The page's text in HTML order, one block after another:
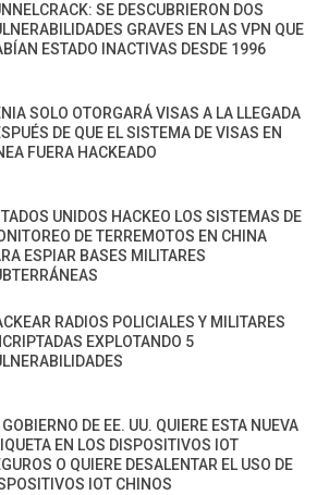
SE DESCUBRIERON DOS
GRAVES EN LAS VPN QUE
ESTADO INACTIVAS DESDE 1996
SOLO OTORGARÁ VISAS A LA LLEGADA
DE QUE EL SISTEMA DE VISAS EN
FUERA HACKEADO
UNIDOS HACKEO LOS SISTEMAS DE
DE TERREMOTOS EN CHINA
ESPIAR BASES MILITARES
RADIOS POLICIALES Y MILITARES
EXPLOTANDO 5
GOBIERNO DE EE. UU. QUIERE ESTA NUEVA
EN LOS DISPOSITIVOS IOT
O QUIERE DESALENTAR EL USO DE
IOT CHINOS